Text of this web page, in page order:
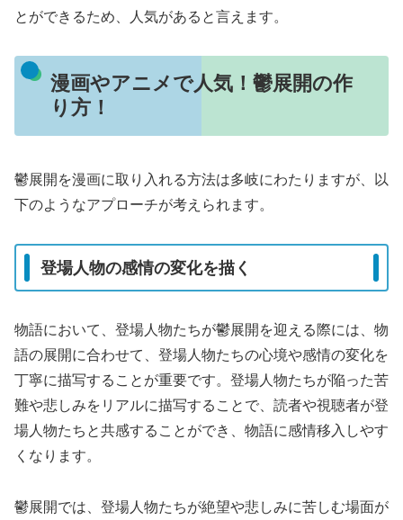
とができるため、人気があると言えます。
漫画やアニメで人気！鬱展開の作
り方！
鬱展開を漫画に取り入れる方法は多岐にわたりますが、以
下のようなアプローチが考えられます。
登場人物の感情の変化を描く
物語において、登場人物たちが鬱展開を迎える際には、物
語の展開に合わせて、登場人物たちの心境や感情の変化を
丁寧に描写することが重要です。登場人物たちが陥った苦
難や悲しみをリアルに描写することで、読者や視聴者が登
場人物たちと共感することができ、物語に感情移入しやす
くなります。
鬱展開では、登場人物たちが絶望や悲しみに苦しむ場面が